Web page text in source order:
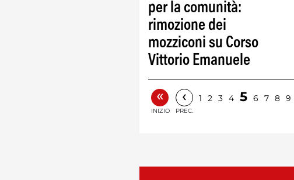
per la comunità:
rimozione dei
mozziconi su Corso
Vittorio Emanuele
«
INIZIO
‹
PREC.
1 2 3 4 5 6 7 8 9